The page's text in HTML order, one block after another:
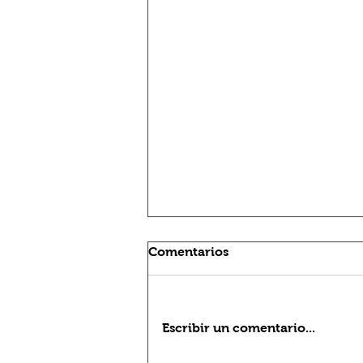
Comentarios
Escribir un comentario...